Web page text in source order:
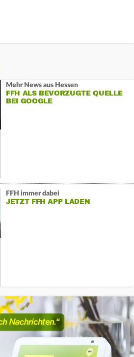
Mehr News aus Hessen
FFH ALS BEVORZUGTE QUELLE
BEI GOOGLE
FFH immer dabei
JETZT FFH APP LADEN